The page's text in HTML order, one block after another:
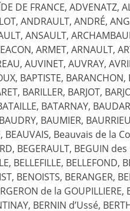
DE FRANCE, ADVENATZ,
ANDRAULT, ANDRÉ,
ANSAULT,
ARMET, ARNAULT,
AUVINET, AUVRAY,
BAPTISTE,
BARILLER, BARJOT,
BATARNAY,
BAUMIER,
BEAUVAIS, Beauvais de la
BEGERAULT, BEGUIN
BELLEFILLE, BELLEFOND,
BENOISTS, BERANGER,
de la
BERNIN d’Ussé,